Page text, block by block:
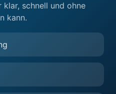
schnell und ohne
kann.